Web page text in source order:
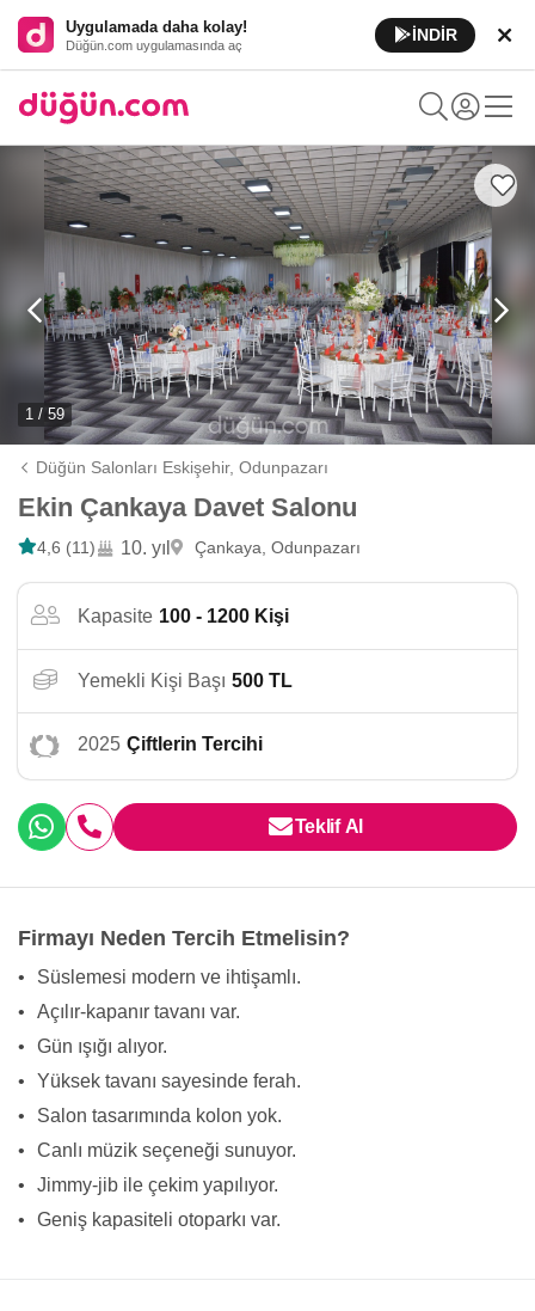
Uygulamada daha kolay!
Düğün.com uygulamasında aç
İNDİR
1 / 59
Düğün Salonları Eskişehir,Odunpazarı
Ekin Çankaya Davet Salonu
4,6 (11) 10. yıl Çankaya, Odunpazarı
Kapasite 100 - 1200 Kişi
Yemekli Kişi Başı 500 TL
2025 Çiftlerin Tercihi
Teklif Al
Firmayı Neden Tercih Etmelisin?
•
Süslemesi modern ve ihtişamlı.
•
Açılır-kapanır tavanı var.
•
Gün ışığı alıyor.
•
Yüksek tavanı sayesinde ferah.
•
Salon tasarımında kolon yok.
•
Canlı müzik seçeneği sunuyor.
•
Jimmy-jib ile çekim yapılıyor.
•
Geniş kapasiteli otoparkı var.